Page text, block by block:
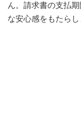
ん。請求書の支払
な安心感をもたらし